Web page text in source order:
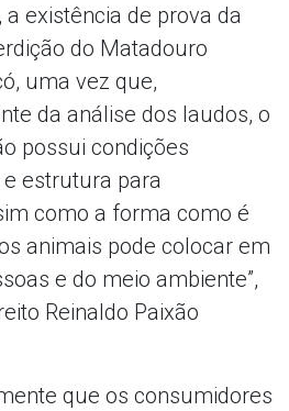
a existência de prova da
do Matadouro
uma vez que,
da análise dos laudos, o
possui condições
estrutura para
como a forma como é
animais pode colocar em
e do meio ambiente”,
Reinaldo Paixão
que os consumidores